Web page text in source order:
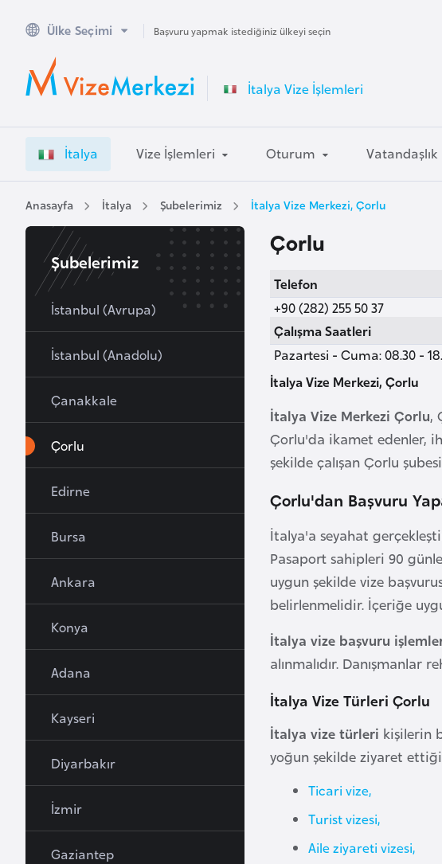
Ülke Seçimi Başvuru yapmak istediğiniz ülkeyi seçin
İtalya Vize İşlemleri
İtalya Vize İşlemleri Oturum Vatandaşlık
Anasayfa İtalya Şubelerimiz İtalya Vize Merkezi, Çorlu
Çorlu
Telefon
+90 (282) 255 50 37
Çalışma Saatleri
Pazartesi - Cuma: 08.30 -
İtalya Vize Merkezi, Çorlu
İtalya Vize Merkezi Çorlu,
Çorlu'da ikamet edenler,
şekilde çalışan Çorlu
Çorlu'dan Başvuru
İtalya'a seyahat
Pasaport sahipleri 90
uygun şekilde vize
belirlenmelidir. İçeriğe
İtalya vize başvuru
alınmalıdır.
İtalya Vize Türleri Çorlu
İtalya vize türleri kişilerin
yoğun şekilde ziyaret
Ticari vize,
Turist vizesi,
Aile ziyareti vizesi,
Şubelerimiz
İstanbul (Avrupa)
İstanbul (Anadolu)
Çanakkale
Çorlu
Edirne
Bursa
Ankara
Konya
Adana
Kayseri
Diyarbakır
İzmir
Gaziantep
A
u
s
a
l
A
u
s
t
y
z
r
b
a
y
c
a
n
B
h
r
y
n